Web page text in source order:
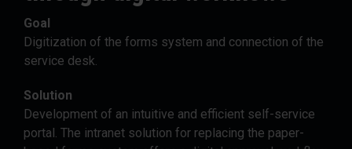
Goal
Digitization of the forms system and connection of the
service desk.
Solution
Development of an intuitive and efficient self-service
portal. The intranet solution for replacing the paper-